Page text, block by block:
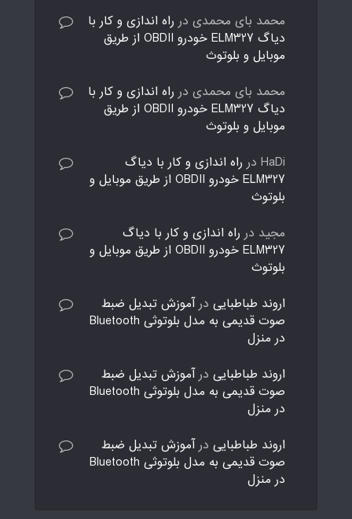
محمد بای محمدی در راه اندازی و کار با
دیاگ ELM327 خودرو OBDII از طریق
موبایل و بلوتوث
محمد بای محمدی در راه اندازی و کار با
دیاگ ELM327 خودرو OBDII از طریق
موبایل و بلوتوث
HaDi در راه اندازی و کار با دیاگ
ELM327 خودرو OBDII از طریق موبایل و
بلوتوث
مجید در راه اندازی و کار با دیاگ
ELM327 خودرو OBDII از طریق موبایل و
بلوتوث
اروند طباطبایی درآموزش تبدیل ضبط
صوت قدیمی به مدل بلوتوثی Bluetooth
در منزل
اروند طباطبایی درآموزش تبدیل ضبط
صوت قدیمی به مدل بلوتوثی Bluetooth
در منزل
اروند طباطبایی درآموزش تبدیل ضبط
صوت قدیمی به مدل بلوتوثی Bluetooth
در منزل